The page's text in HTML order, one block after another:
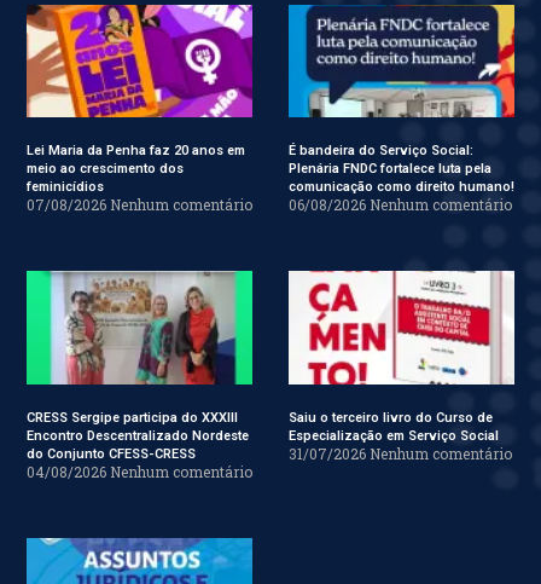
Lei Maria da Penha faz 20 anos em
meio ao crescimento dos
feminicídios
07/08/2026 Nenhum comentário
É bandeira do Serviço Social:
Plenária FNDC fortalece luta pela
comunicação como direito humano!
06/08/2026 Nenhum comentário
CRESS Sergipe participa do XXXIII
Encontro Descentralizado Nordeste
do Conjunto CFESS-CRESS
04/08/2026 Nenhum comentário
Saiu o terceiro livro do Curso de
Especialização em Serviço Social
31/07/2026 Nenhum comentário